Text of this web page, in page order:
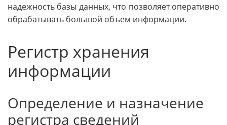
надежность базы данных, что позволяет оперативно
обрабатывать большой объем информации.
Регистр хранения
информации
Определение и назначение
регистра сведений